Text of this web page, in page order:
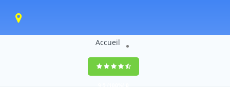
Accueil
9,5(100%)0